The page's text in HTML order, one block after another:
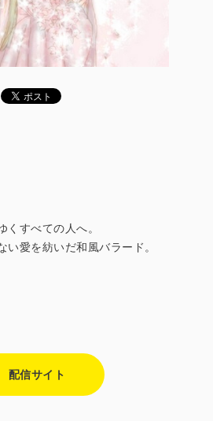
くすべての人へ。
愛を紡いだ和風バラード。
配信サイト